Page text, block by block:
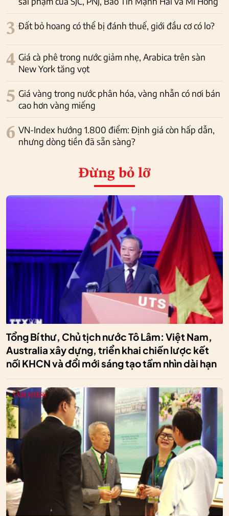
3 Đất bỏ hoang có thể bị đánh thuế, giới đầu cơ có lo?
4 Giá cà phê trong nước giảm nhẹ, Arabica trên sàn
New York tăng vọt
5 Giá vàng trong nước phân hóa, vàng nhẫn có nơi bán
cao hơn vàng miếng
6 VN-Index hướng 1.800 điểm: Định giá còn hấp dẫn,
nhưng dòng tiền đã sẵn sàng?
Đừng bỏ lỡ
Tổng Bí thư, Chủ tịch nước Tô Lâm: Việt Nam,
Australia xây dựng, triển khai chiến lược kết
nối KHCN và đổi mới sáng tạo tầm nhìn dài hạn